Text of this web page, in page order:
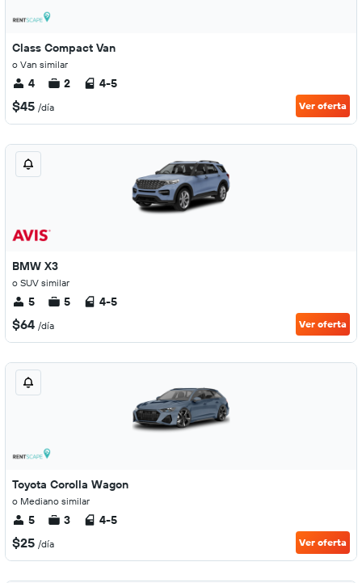
Class Compact Van
o Van similar
4 2 4-5
$45 /día Ver oferta
BMW X3
o SUV similar
5 5 4-5
$64 /día Ver oferta
Toyota Corolla Wagon
o Mediano similar
5 3 4-5
$25 /día Ver oferta